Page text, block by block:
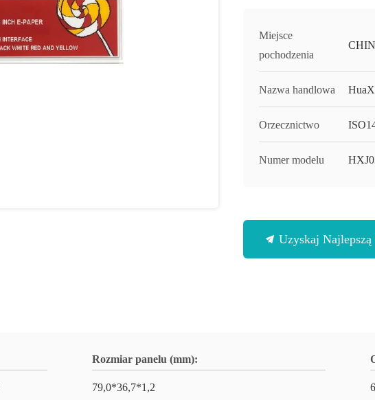
Miejsce
pochodzenia
Nazwa handlowa
Orzecznictwo
Numer modelu
Uzyskaj Najlepszą
Rozmiar panelu (mm):
79,0*36,7*1,2